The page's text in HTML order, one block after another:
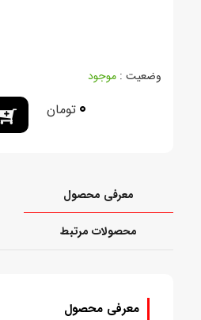
وضعیت : موجود
0 تومان
معرفی محصول
محصولات مرتبط
معرفی محصول